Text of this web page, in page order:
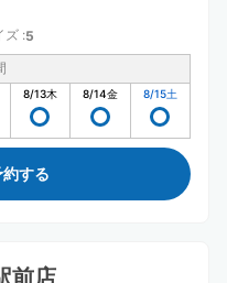
ズ :5
8/13木 8/14金 8/15土
する
前店